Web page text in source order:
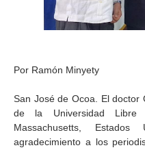
Por Ramón Minyety
San José de Ocoa. El doctor
de la Universidad Libre
Massachusetts,
agradecimiento a los